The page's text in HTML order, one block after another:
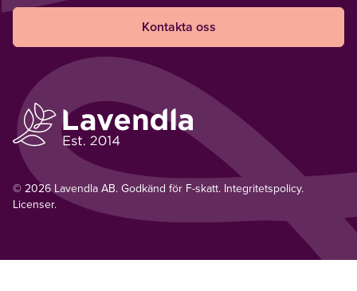
Kontakta oss
© 2026 Lavendla AB. Godkänd för F-skatt. Integritetspolicy.
Licenser.